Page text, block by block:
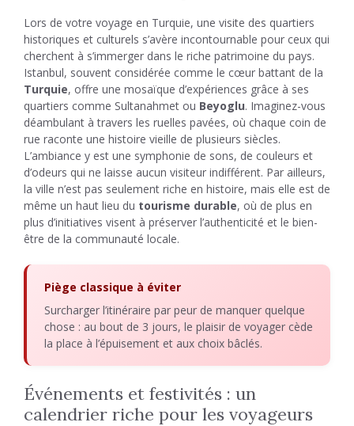
Lors de votre voyage en Turquie, une visite des quartiers
historiques et culturels s’avère incontournable pour ceux qui
cherchent à s’immerger dans le riche patrimoine du pays.
Istanbul, souvent considérée comme le cœur battant de la
Turquie, offre une mosaïque d’expériences grâce à ses
quartiers comme Sultanahmet ou Beyoglu. Imaginez-vous
déambulant à travers les ruelles pavées, où chaque coin de
rue raconte une histoire vieille de plusieurs siècles.
L’ambiance y est une symphonie de sons, de couleurs et
d’odeurs qui ne laisse aucun visiteur indifférent. Par ailleurs,
la ville n’est pas seulement riche en histoire, mais elle est de
même un haut lieu du tourisme durable, où de plus en
plus d’initiatives visent à préserver l’authenticité et le bien-
être de la communauté locale.
Piège classique à éviter
Surcharger l’itinéraire par peur de manquer quelque
chose : au bout de 3 jours, le plaisir de voyager cède
la place à l’épuisement et aux choix bâclés.
Événements et festivités : un
calendrier riche pour les voyageurs